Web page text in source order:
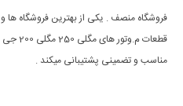
فروشگاه منصف . یکی از بهترین فروشگاه ها و
مناسب و تضمینی پشتیبانی میکند .